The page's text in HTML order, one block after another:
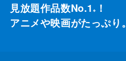
見放題作品数No.1 ※
！
アニメや映画がたっぷり。